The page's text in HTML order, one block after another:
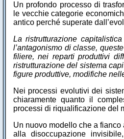
Un profondo processo di
le vecchie categorie
antico perché superate
La ristrutturazione
l’antagonismo di classe,
filiere, nei reparti produttivi
ristrutturazione del sistema
figure produttive, modifiche
Nei processi evolutivi dei
chiaramente quanto il
processi di riqualificazione del
Un nuovo modello che a
alla disoccupazione